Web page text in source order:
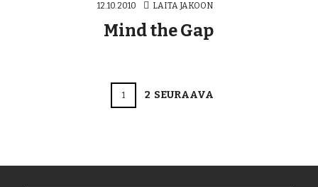
12.10.2010 LAITA JAKOON
Mind the Gap
PAGE
1 PAGE
2 SEURAAVA